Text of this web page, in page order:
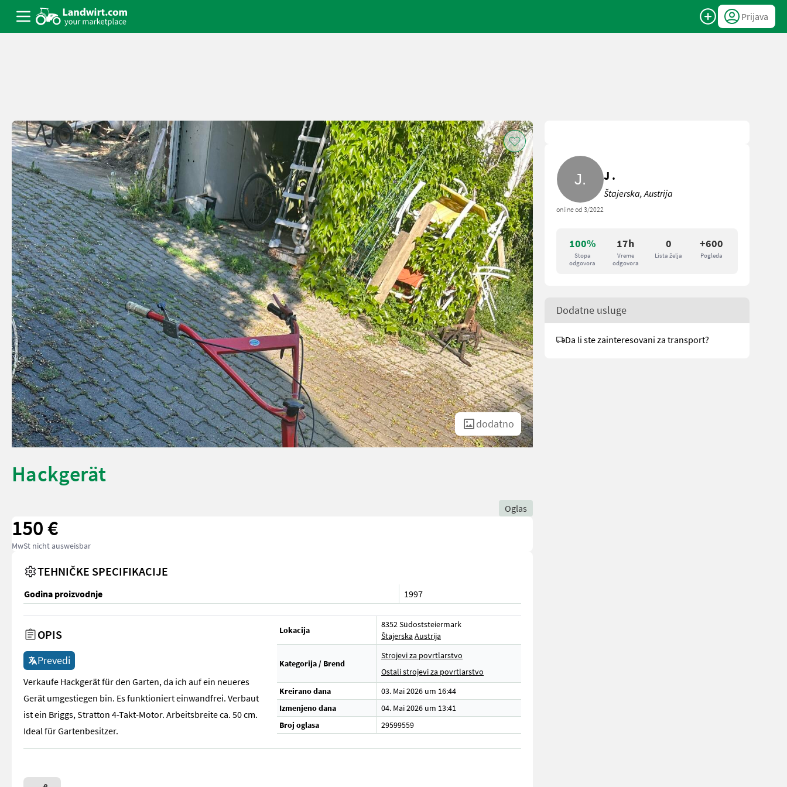
Prijava
dodatno
Hackgerät
Oglas
150 €
MwSt nicht ausweisbar
TEHNIČKE SPECIFIKACIJE
Godina proizvodnje 1997
OPIS
Prevedi
Verkaufe Hackgerät für den Garten, da ich auf ein neueres
Gerät umgestiegen bin. Es funktioniert einwandfrei. Verbaut
ist ein Briggs, Stratton 4-Takt-Motor. Arbeitsbreite ca. 50 cm.
Ideal für Gartenbesitzer.
Lokacija
8352 Südoststeiermark
Štajerska Austrija
Kategorija / Brend
Strojevi za povrtlarstvo
Ostali strojevi za povrtlarstvo
Kreirano dana
03. Mai 2026 um 16:44
Izmenjeno dana
04. Mai 2026 um 13:41
Broj oglasa
29599559
100%
Stopa
odgovora
17h
Vreme
odgovora
0
Lista želja
+600
Pogleda
online od 3/2022
J .
Štajerska, Austrija
Dodatne usluge
Da li ste zainteresovani za transport?